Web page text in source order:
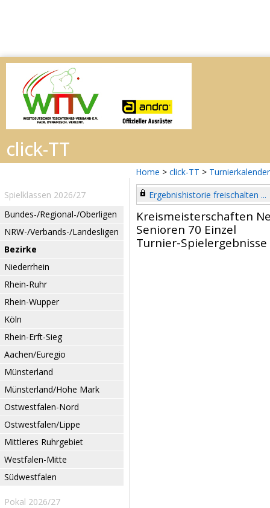
Home > click-TT > Turnierkalender
Spielklassen 2026/27
Bundes-/Regional-/Oberligen
NRW-/Verbands-/Landesligen
Bezirke
Niederrhein
Rhein-Ruhr
Rhein-Wupper
Köln
Rhein-Erft-Sieg
Aachen/Euregio
Münsterland
Münsterland/Hohe Mark
Ostwestfalen-Nord
Ostwestfalen/Lippe
Mittleres Ruhrgebiet
Westfalen-Mitte
Südwestfalen
Pokal 2026/27
Ergebnishistorie freischalten ...
Kreismeisterschaften
Senioren 70 Einzel
Turnier-Spielergebnisse